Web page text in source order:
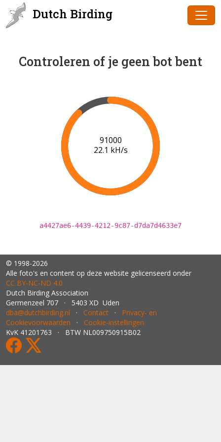
Dutch Birding
Controleren of je geen bot bent
91000
22.1 kH/s
a4427ae6-4439-4212-9c87-d7da7d4633e7
© 1998-2026
Alle foto's en content op deze website gelicenseerd onder
CC BY‑NC‑ND 4.0
Dutch Birding Association
Germenzeel 707 · 5403 XD Uden
dba@dutchbirding.nl · Contact · Privacy- en
Cookievoorwaarden · Cookie-instellingen
KvK 41201763 · BTW NL009750915B02